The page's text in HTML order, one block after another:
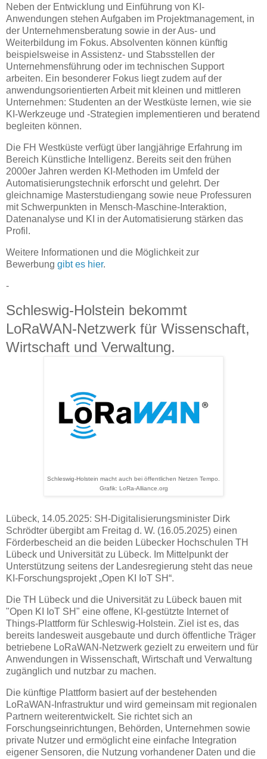
Neben der Entwicklung und Einführung von KI-
Anwendungen stehen Aufgaben im Projektmanagement, in
der Unternehmensberatung sowie in der Aus- und
Weiterbildung im Fokus. Absolventen können künftig
beispielsweise in Assistenz- und Stabsstellen der
Unternehmensführung oder im technischen Support
arbeiten. Ein besonderer Fokus liegt zudem auf der
anwendungsorientierten Arbeit mit kleinen und mittleren
Unternehmen: Studenten an der Westküste lernen, wie sie
KI-Werkzeuge und -Strategien implementieren und beratend
begleiten können.
Die FH Westküste verfügt über langjährige Erfahrung im
Bereich Künstliche Intelligenz. Bereits seit den frühen
2000er Jahren werden KI-Methoden im Umfeld der
Automatisierungstechnik erforscht und gelehrt. Der
gleichnamige Masterstudiengang sowie neue Professuren
mit Schwerpunkten in Mensch-Maschine-Interaktion,
Datenanalyse und KI in der Automatisierung stärken das
Profil.
Weitere Informationen und die Möglichkeit zur
Bewerbung gibt es hier.
-
Schleswig-Holstein bekommt
LoRaWAN-Netzwerk für Wissenschaft,
Wirtschaft und Verwaltung.
Schleswig-Holstein macht auch bei öffentlichen Netzen Tempo.
Grafik: LoRa-Alliance.org
Lübeck, 14.05.2025: SH-Digitalisierungsminister Dirk
Schrödter übergibt am Freitag d. W. (16.05.2025) einen
Förderbescheid an die beiden Lübecker Hochschulen TH
Lübeck und Universität zu Lübeck. Im Mittelpunkt der
Unterstützung seitens der Landesregierung steht das neue
KI-Forschungsprojekt „Open KI IoT SH“.
Die TH Lübeck und die Universität zu Lübeck bauen mit
"Open KI IoT SH" eine offene, KI-gestützte Internet of
Things-Plattform für Schleswig-Holstein. Ziel ist es, das
bereits landesweit ausgebaute und durch öffentliche Träger
betriebene LoRaWAN-Netzwerk gezielt zu erweitern und für
Anwendungen in Wissenschaft, Wirtschaft und Verwaltung
zugänglich und nutzbar zu machen.
Die künftige Plattform basiert auf der bestehenden
LoRaWAN-Infrastruktur und wird gemeinsam mit regionalen
Partnern weiterentwickelt. Sie richtet sich an
Forschungseinrichtungen, Behörden, Unternehmen sowie
private Nutzer und ermöglicht eine einfache Integration
eigener Sensoren, die Nutzung vorhandener Daten und die